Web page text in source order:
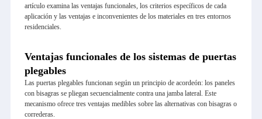
artículo examina las ventajas funcionales, los criterios específicos de cada
aplicación y las ventajas e inconvenientes de los materiales en tres entornos
residenciales.
Ventajas funcionales de los sistemas de puertas
plegables
Las puertas plegables funcionan según un principio de acordeón: los paneles
con bisagras se pliegan secuencialmente contra una jamba lateral. Este
mecanismo ofrece tres ventajas medibles sobre las alternativas con bisagras o
correderas.